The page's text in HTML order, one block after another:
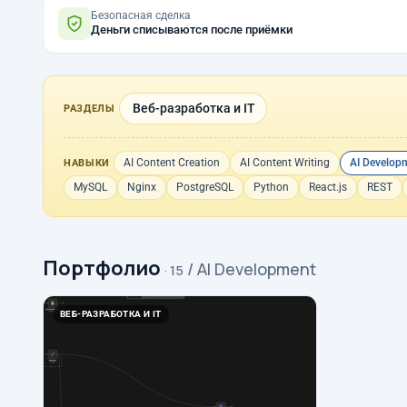
Безопасная сделка
Деньги списываются после приёмки
РАЗДЕЛЫ Веб-разработка и IT
НАВЫКИ AI Content Creation AI Content Writing
AI
MySQL
Nginx PostgreSQL Python React.js REST
Портфолио · 15 / AI Development
ВЕБ-РАЗРАБОТКА И IT